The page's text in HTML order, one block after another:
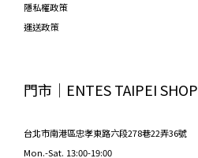
隱私權政策
運送政策
門市│ENTES TAIPEI SHOP
台北市南港區忠孝東路六段278巷22弄36號
Mon.-Sat. 13:00-19:00